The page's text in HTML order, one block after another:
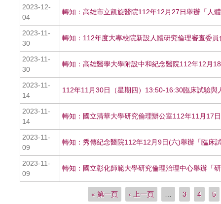
2023-12-
04
轉知：高雄市立凱旋醫院112年12月27日舉辦「人
2023-11-
30
轉知：112年度大專校院新設人體研究倫理審查委
2023-11-
30
轉知：高雄醫學大學附設中和紀念醫院112年12月
2023-11-
14
112年11月30日（星期四）13:50-16:30臨床試驗與
2023-11-
14
轉知：國立清華大學研究倫理辦公室112年11月17
2023-11-
09
轉知：秀傳紀念醫院112年12月9日(六)舉辦「臨床
2023-11-
09
轉知：國立彰化師範大學研究倫理治理中心舉辦「
« 第一頁 ‹ 上一頁 3 4 5